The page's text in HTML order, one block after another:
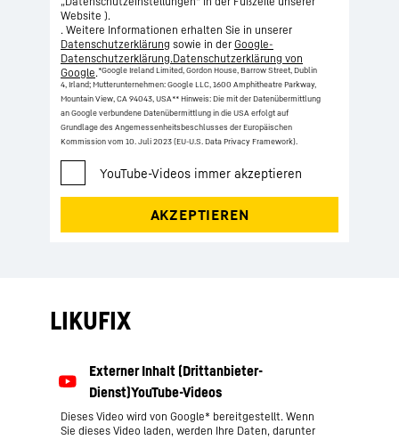
Website ).
. Weitere Informationen erhalten Sie in unserer
Datenschutzerklärung sowie in der Google-
Datenschutzerklärung.Datenschutzerklärung von
Google.*Google Ireland Limited, Gordon House, Barrow Street, Dublin
4, Irland; Mutterunternehmen: Google LLC, 1600 Amphitheatre Parkway,
Mountain View, CA 94043, USA** Hinweis: Die mit der Datenübermittlung
an Google verbundene Datenübermittlung in die USA erfolgt auf
Grundlage des Angemessenheitsbeschlusses der Europäischen
Kommission vom 10. Juli 2023 (EU-U.S. Data Privacy Framework).
LIKUFIX
Dieses Video wird von Google* bereitgestellt. Wenn
Sie dieses Video laden, werden Ihre Daten, darunter